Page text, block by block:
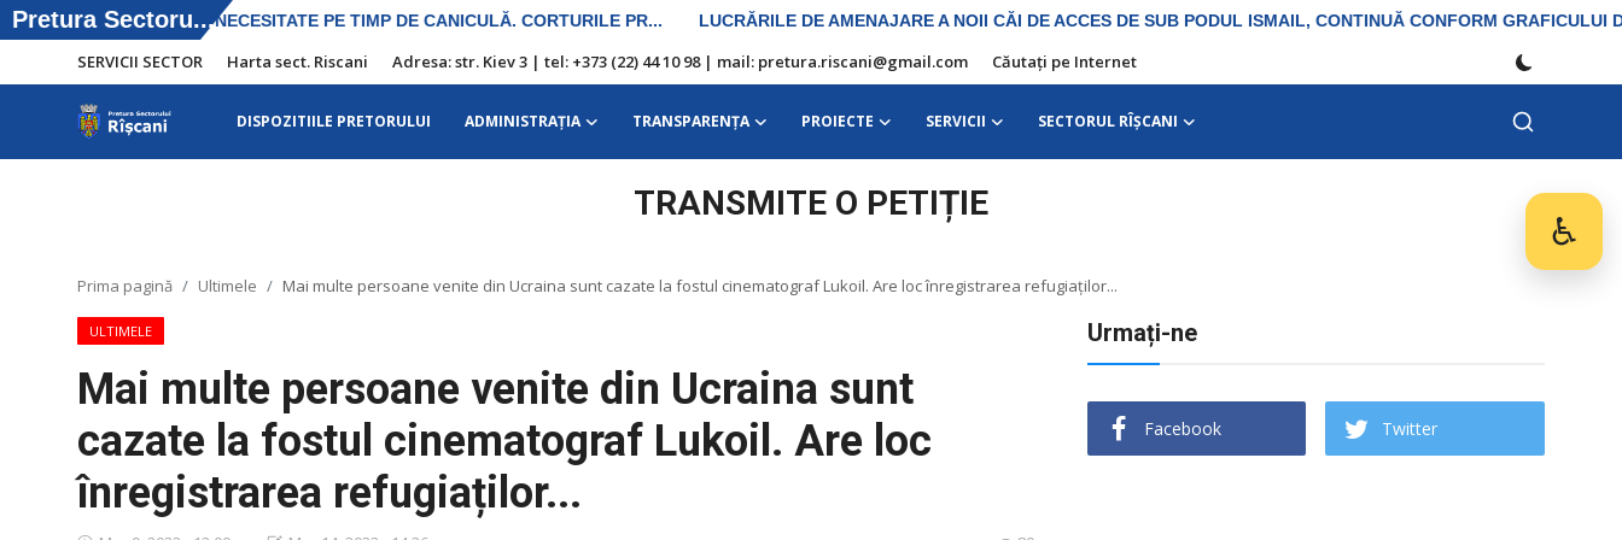
♿
SERVICII SECTOR Harta sect. Riscani Adresa: str. Kiev 3 | tel: +373 (22) 44 10 98 | mail: pretura.riscani@gmail.com Căutați pe Internet
DISPOZITIILE PRETORULUI ADMINISTRAŢIA TRANSPARENȚA PROIECTE SERVICII SECTORUL RÎȘCANI
Adresa: str. Kiev 3 | tel: +373 (22) 44 10
98 | mail: pretura.riscani@gmail.com
ADMINISTRAŢIA
Transparența
TRANSMITE O PETIȚIE
Prima pagină Ultimele Mai multe persoane venite din Ucraina sunt cazate la fostul cinematograf Lukoil. Are loc înregistrarea refugiaților...
ULTIMELE
Mai multe persoane venite din Ucraina sunt
cazate la fostul cinematograf Lukoil. Are loc
înregistrarea refugiaților...
Urmați-ne
Facebook Twitter